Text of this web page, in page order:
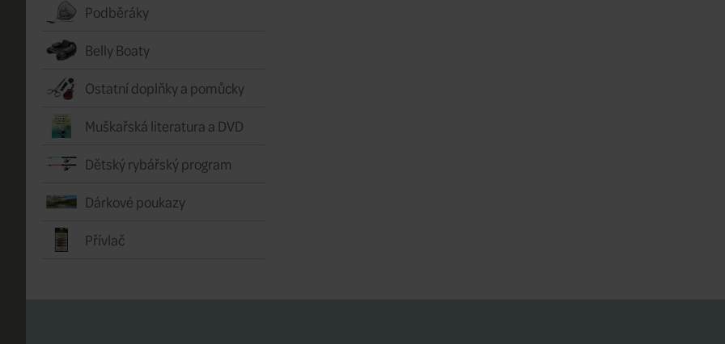
Podběráky
Belly Boaty
Ostatní doplňky a pomůcky
Muškařská literatura a DVD
Dětský rybářský program
Dárkové poukazy
Přívlač